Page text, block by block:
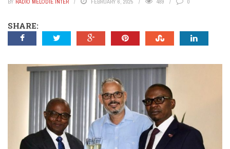
BY RADIO MÉLODIE INTER FEBRUARY 6, 2025 489 0
SHARE: